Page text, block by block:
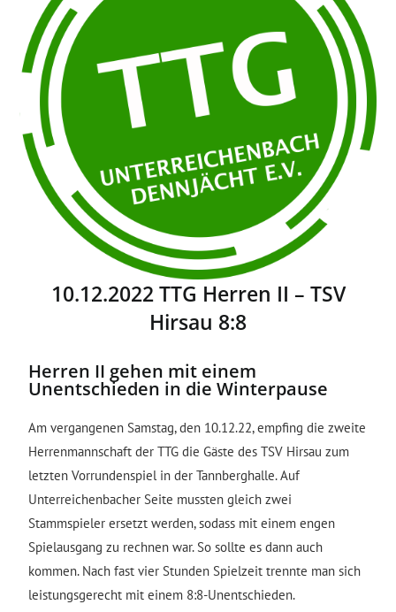
10.12.2022 TTG Herren II – TSV
Hirsau 8:8
Herren II gehen mit einem
Unentschieden in die Winterpause
Am vergangenen Samstag, den 10.12.22, empfing die zweite
Herrenmannschaft der TTG die Gäste des TSV Hirsau zum
letzten Vorrundenspiel in der Tannberghalle. Auf
Unterreichenbacher Seite mussten gleich zwei
Stammspieler ersetzt werden, sodass mit einem engen
Spielausgang zu rechnen war. So sollte es dann auch
kommen. Nach fast vier Stunden Spielzeit trennte man sich
leistungsgerecht mit einem 8:8-Unentschieden.